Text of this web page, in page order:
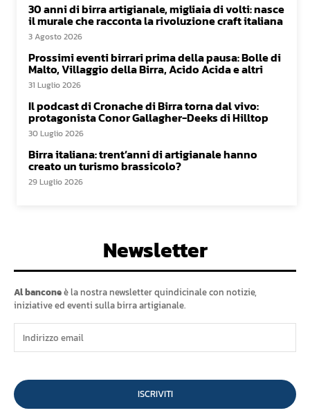
30 anni di birra artigianale, migliaia di volti: nasce
il murale che racconta la rivoluzione craft italiana
3 Agosto 2026
Prossimi eventi birrari prima della pausa: Bolle di
Malto, Villaggio della Birra, Acido Acida e altri
31 Luglio 2026
Il podcast di Cronache di Birra torna dal vivo:
protagonista Conor Gallagher-Deeks di Hilltop
30 Luglio 2026
Birra italiana: trent’anni di artigianale hanno
creato un turismo brassicolo?
29 Luglio 2026
Newsletter
Al banconeè la nostra newsletter quindicinale con notizie,
iniziative ed eventi sulla birra artigianale.
ISCRIVITI